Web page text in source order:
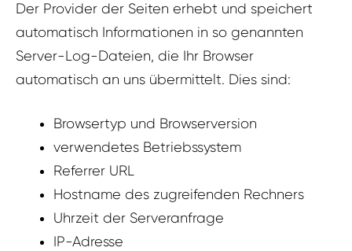
Der Provider der Seiten erhebt und speichert
automatisch Informationen in so genannten
Server-Log-Dateien, die Ihr Browser
automatisch an uns übermittelt. Dies sind:
Browsertyp und Browserversion
verwendetes Betriebssystem
Referrer URL
Hostname des zugreifenden Rechners
Uhrzeit der Serveranfrage
IP-Adresse